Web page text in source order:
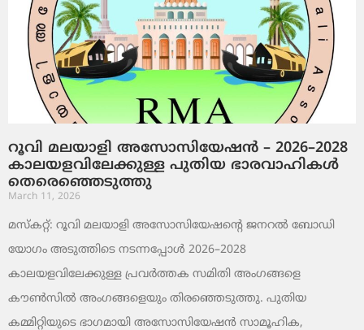
റൂവി മലയാളി അസോസിയേഷൻ – 2026–2028
കാലയളവിലേക്കുള്ള പുതിയ ഭാരവാഹികൾ
തെരെഞ്ഞെടുത്തു
March 11, 2026
മസ്കറ്റ്: റൂവി മലയാളി അസോസിയേഷന്റെ ജനറൽ ബോഡി
യോഗം അടുത്തിടെ നടന്നപ്പോൾ 2026–2028
കാലയളവിലേക്കുള്ള പ്രവർത്തക സമിതി അംഗങ്ങളെ
കൗൺസിൽ അംഗങ്ങളെയും തിരഞ്ഞെടുത്തു. പുതിയ
കമ്മിറ്റിയുടെ ഭാഗമായി അസോസിയേഷൻ സാമൂഹിക,